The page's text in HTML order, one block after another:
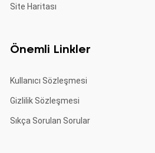
Site Haritası
Önemli Linkler
Kullanıcı Sözleşmesi
Gizlilik Sözleşmesi
Sıkça Sorulan Sorular